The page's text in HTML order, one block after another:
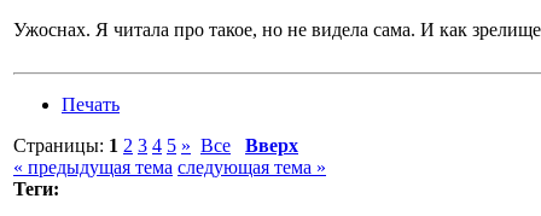
Ужоснах. Я читала про такое, но не видела сама. И как
Печать
Страницы: 1 2 3 4 5 » Все
Вверх
« предыдущая тема следующая тема »
Теги: